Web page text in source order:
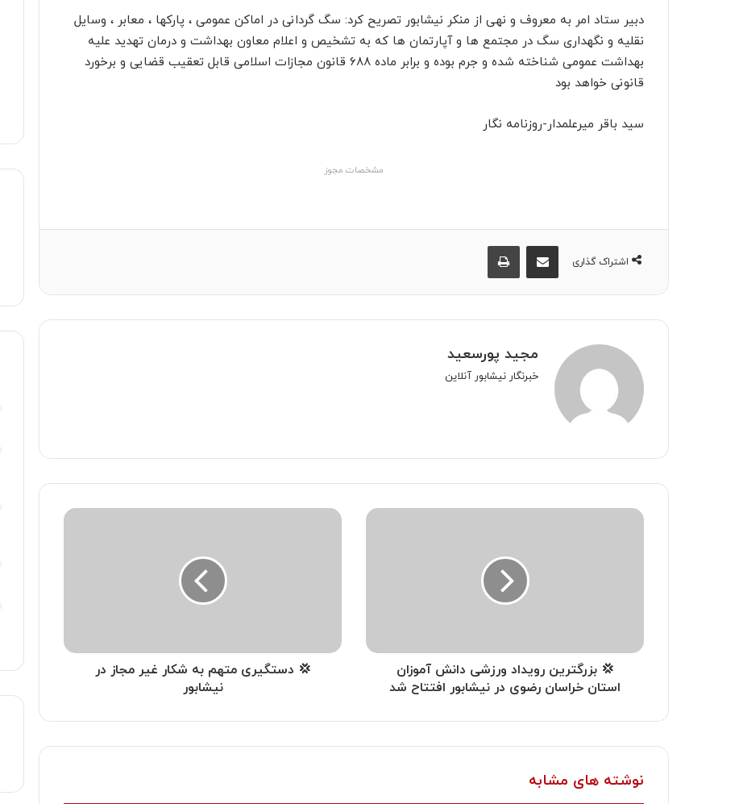
دبیر ستاد امر به معروف و نهی از منکر نیشابور تصریح کرد: سگ گردانی در اماکن عمومی ، پارکها ، معابر ، وسایل
نقلیه و نگهداری سگ در مجتمع ها و آپارتمان ها که به تشخیص و اعلام معاون بهداشت و درمان تهدید علیه
بهداشت عمومی شناخته شده و جرم بوده و برابر ماده ۶۸۸ قانون مجازات اسلامی قابل تعقیب قضایی و برخورد
قانونی خواهد بود
سید باقر میرعلمدار-روزنامه نگار
مشخصات مجوز
اشتراک گذاری
مجید پورسعید
خبرنگار نیشابور آنلاین
💢 بزرگترین رویداد ورزشی دانش آموزان
استان خراسان رضوی در نیشابور افتتاح شد
💢 دستگیری متهم به شکار غیر مجاز در
نیشابور
نوشته های مشابه